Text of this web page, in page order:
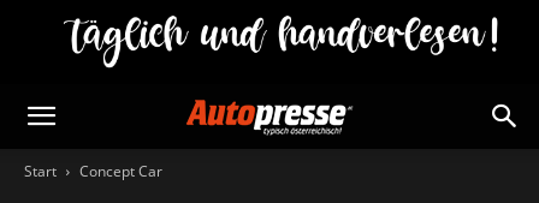
Start Concept Car